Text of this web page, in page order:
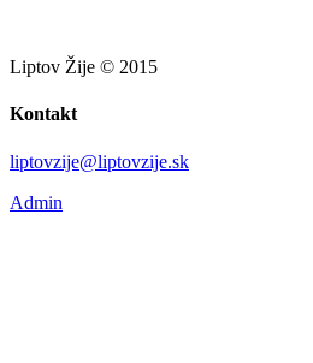
Liptov Žije © 2015
Kontakt
liptovzije@liptovzije.sk
Admin